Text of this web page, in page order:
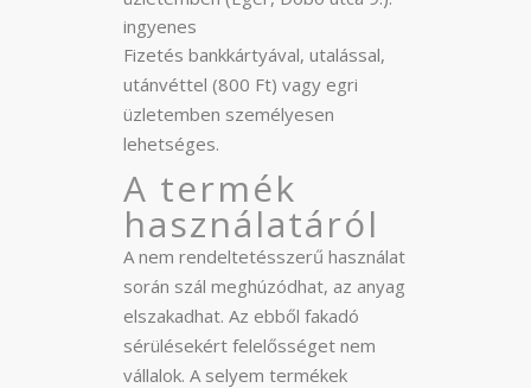
ingyenes
Fizetés bankkártyával, utalással,
utánvéttel (800 Ft) vagy egri
üzletemben személyesen
lehetséges.
A termék
használatáról
A nem rendeltetésszerű használat
során szál meghúzódhat, az anyag
elszakadhat. Az ebből fakadó
sérülésekért felelősséget nem
vállalok. A selyem termékek